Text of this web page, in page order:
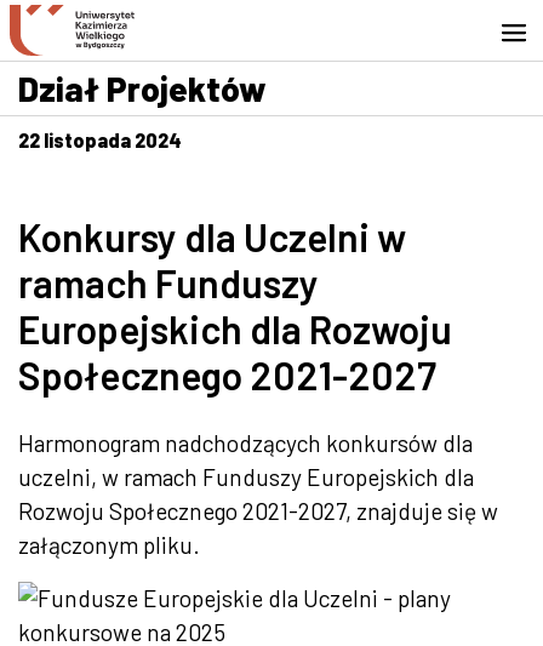
Przejdź do wyszukiwarki
Przejdź do treści
Przejdź do stopki - Kontakt
Dział Projektów
22 listopada 2024
Konkursy dla Uczelni w
ramach Funduszy
Europejskich dla Rozwoju
Społecznego 2021-2027
Harmonogram nadchodzących konkursów dla
uczelni, w ramach Funduszy Europejskich dla
Rozwoju Społecznego 2021-2027, znajduje się w
załączonym pliku.